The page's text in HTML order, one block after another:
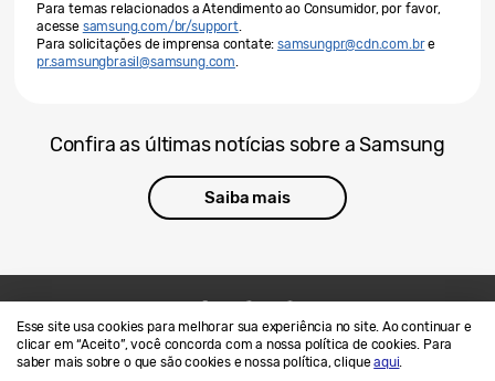
Esse site usa cookies para melhorar sua experiência no site. Ao continuar e
clicar em “Aceito”, você concorda com a nossa política de cookies. Para
saber mais sobre o que são cookies e nossa política, cliqueaqui.
Para temas relacionados a Atendimento ao Consumidor, por favor,
acesse samsung.com/br/support.
Para solicitações de imprensa contate: samsungpr@cdn.com.bre
pr.samsungbrasil@samsung.com.
Confira as últimas notícias sobre a Samsung
Saiba mais
Contato
SAMSUNG.COM
Termos de Uso
Privacidade e Cookies